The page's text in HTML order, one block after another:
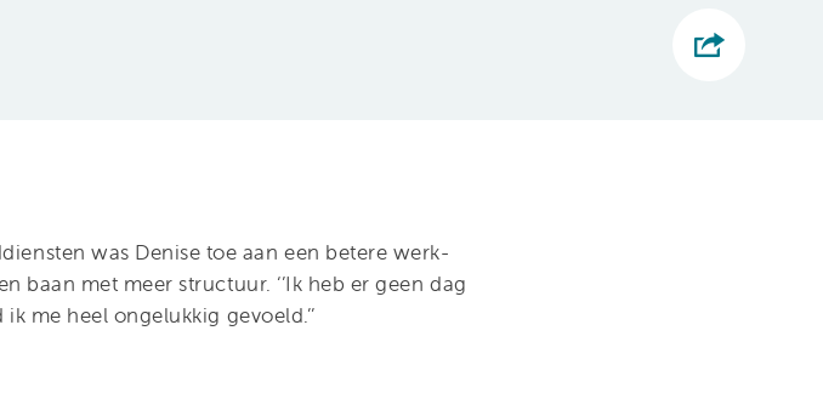
was Denise toe aan een betere werk-
baan met meer structuur. ‘’Ik heb er geen dag
me heel ongelukkig gevoeld.’’